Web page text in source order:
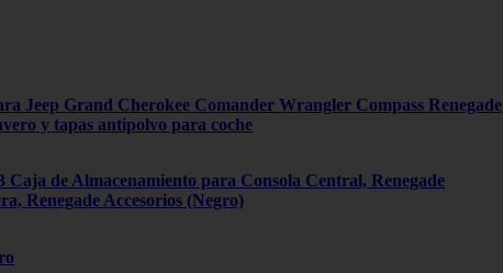
Jeep Grand Cherokee Comander Wrangler Compass Renegade
y tapas antipolvo para coche
Caja de Almacenamiento para Consola Central, Renegade
Renegade Accesorios (Negro)